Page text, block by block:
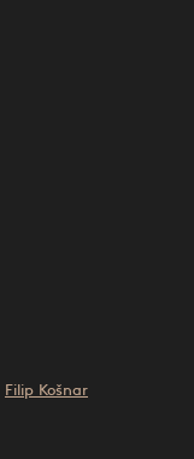
Filip Košnar